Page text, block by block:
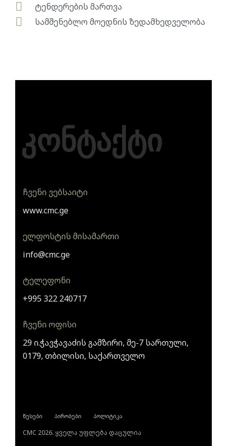
ტენდერების მართვა
სამშენებლო მოედნის ზედამხედველობა
კონტაქტი
ჩვენი ვებსაიტი
www.cmc.ge
ელფოსტის მისამართი
info@cmc.ge
ტელეფონი
+995 322 240717
ჩვენი ოფისი
29 ი.ჭავჭავაძის გამზირი, მე-7 სართული,
0179, თბილისი, საქართველო
წესები პირობები პოლიტიკა
CMC 2026. ყველა უფლება დაცულია